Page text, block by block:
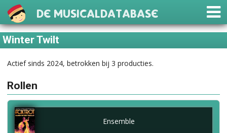
De Musicaldatabase
Winter Twilt
Actief sinds 2024, betrokken bij 3 producties.
Rollen
Ensemble